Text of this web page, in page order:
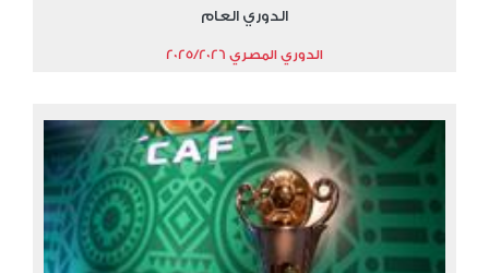
الدوري العام
الدوري المصري 2025/2026